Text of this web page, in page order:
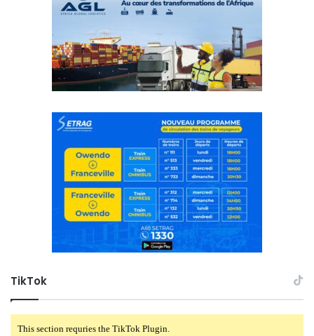
TikTok
This section requries the TikTok Plugin.